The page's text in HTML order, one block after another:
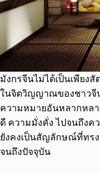
มังกรจีนไม่ได้เป็นเพียง
ในจิตวิญญาณของชาวจี
ความหมายอันหลากหล
ดี ความมั่งคั่ง ไปจนถึง
ยังคงเป็นสัญลักษณ์ที่ทร
จนถึงปัจจุบัน